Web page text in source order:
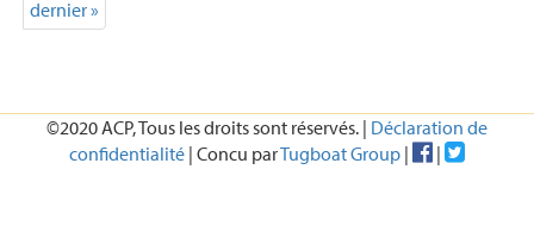
dernier »
©2020 ACP, Tous les droits sont réservés. | Déclaration de
confidentialité | Concu parTugboat Group | |